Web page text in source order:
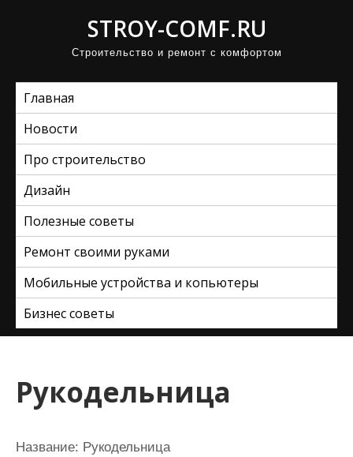
STROY-COMF.RU
Строительство и ремонт с комфортом
Главная
Новости
Про строительство
Дизайн
Полезные советы
Ремонт своими руками
Мобильные устройства и копьютеры
Бизнес советы
Рукодельница
Название: Рукодельница